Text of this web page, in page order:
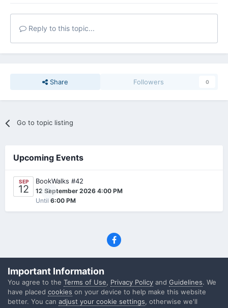
Reply to this topic...
Share Followers 0
Go to topic listing
Upcoming Events
SEP
12 0
BookWalks #42
12 September 2026 4:00 PM
Until 6:00 PM
(C) SFF.gr, All rights reserved
Powered by Invision Community
Important Information
You agree to the Terms of Use, Privacy Policy and Guidelines. We
have placed cookies on your device to help make this website
better. You can adjust your cookie settings, otherwise we'll